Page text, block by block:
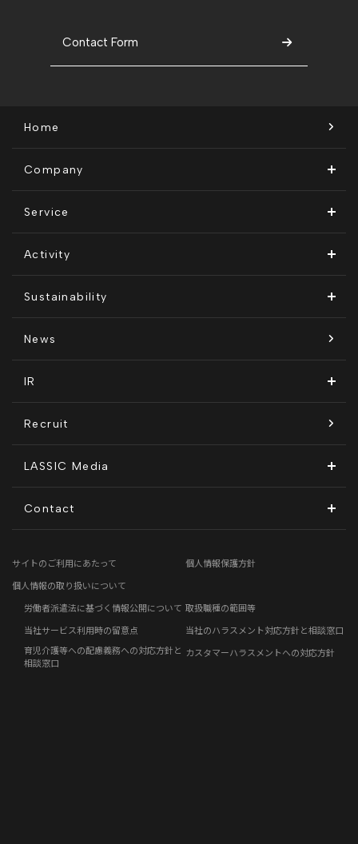
Contact Form
Home
Company
ビジョン・ミッション
会社概要
沿革
Service
Remogu（リモグ）・リラシク
Remoguフリーランス
Activity
メディア運営
テレリモ総研
Sustainability
SDGsに対する取り組み
コンプライアンス推進体制
News
IR
開示情報
コーポレート・ガバナンス
Recruit
LASSIC Media
地方創生コラム
お客さまの声
社員の声
事例紹介
Contact
サイトのご利用にあたって
個人情報保護方針
個人情報の取り扱いについて
労働者派遣法に基づく情報公開について 取扱職種の範囲等
当社サービス利用時の留意点
当社のハラスメント対応方針と相談窓口
育児介護等への配慮義務への対応方針と
相談窓口
カスタマーハラスメントへの対応方針